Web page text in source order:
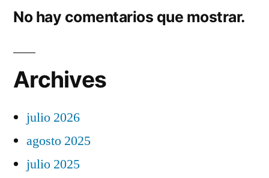
No hay comentarios que mostrar.
Archives
julio 2026
agosto 2025
julio 2025